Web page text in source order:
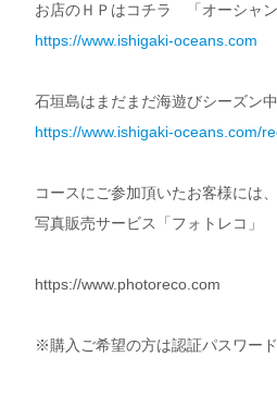
お店のＨＰはコチラ 「オーシャン
https://www.ishigaki-oceans.com
石垣島はまだまだ海遊びシーズン
https://www.ishigaki-oceans.com/
コースにご参加頂いたお客様には
写真販売サービス「フォトレコ」
https://www.photoreco.com
※購入ご希望の方は認証パスワー